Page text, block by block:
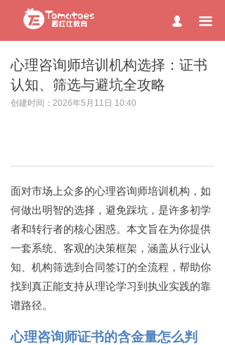
끀
넙
心理咨询师培训机构选择：证书
认知、筛选与避坑全攻略
创建时间： 2026年5月11日 10:40
面对市场上众多的心理咨询师培训机构，如
何做出明智的选择，避免踩坑，是许多初学
者和转行者的核心困惑。本文旨在为你提供
一套系统、客观的决策框架，涵盖从行业认
知、机构筛选到合同签订的全流程，帮助你
找到真正能支持从理论学习到执业实践的靠
谱路径。
心理咨询师证书的含金量怎么判